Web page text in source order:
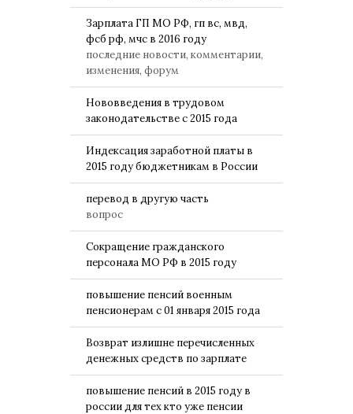
Зарплата ГП МО РФ, гп вс, мвд,
фсб рф, мчс в 2016 году
последние новости, комментарии,
изменения, форум
Нововведения в трудовом
законодательстве с 2015 года
Индексация заработной платы в
2015 году бюджетникам в России
перевод в другую часть
вопрос
Сокращение гражданского
персонала МО РФ в 2015 году
повышение пенсий военным
пенсионерам с 01 января 2015 года
Возврат излишне перечисленных
денежных средств по зарплате
повышение пенсий в 2015 году в
россии для тех кто уже пенсии